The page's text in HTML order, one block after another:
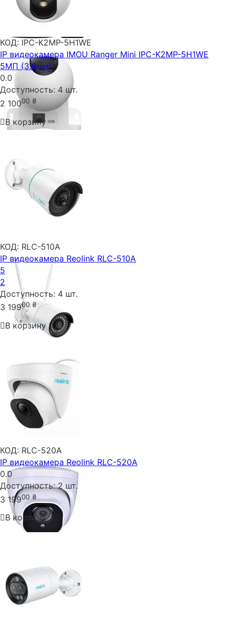
КОД: IPC-K2MP-5H1WE
IP видеокамера IMOU Ranger Mini IPC-K2MP-5H1WE
5МП (3.6мм)
0.0
Доступность: 4 шт.
2 10000 ₴
В корзину
КОД: RLC-510A
IP видеокамера Reolink RLC-510A
5
2
Доступность: 4 шт.
3 19900 ₴
В корзину
КОД: RLC-520A
IP видеокамера Reolink RLC-520A
0.0
Доступность: 2 шт.
3 19900 ₴
В корзину